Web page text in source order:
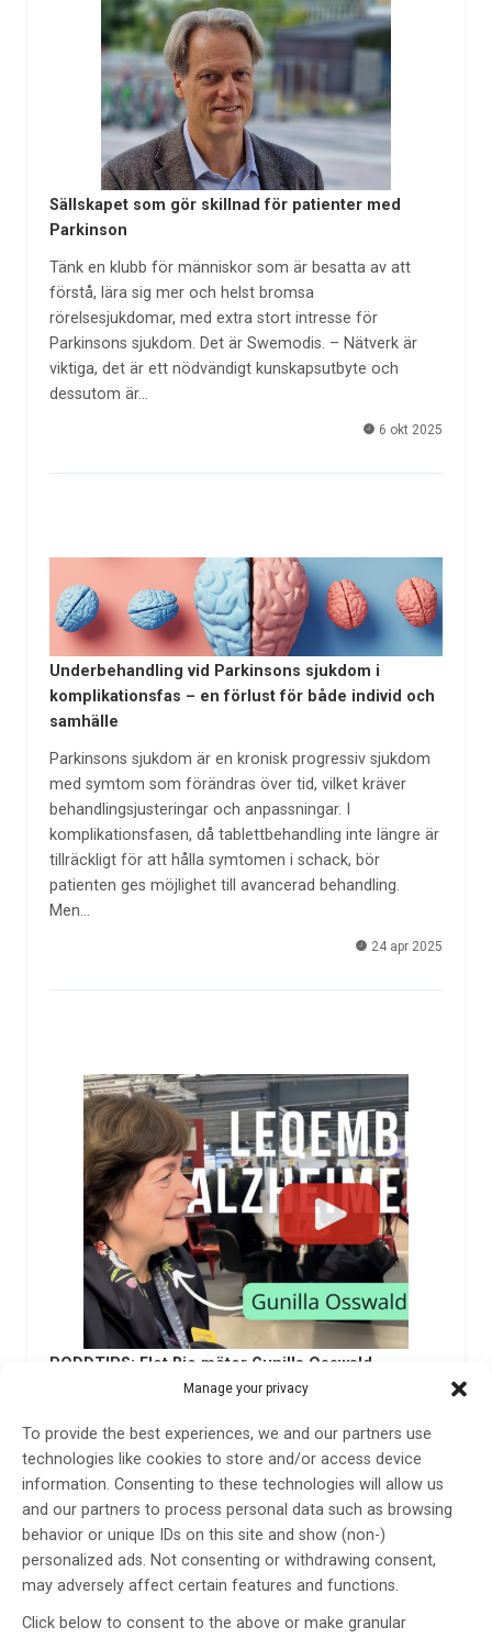
Manage your privacy
To provide the best experiences, we and our partners use
technologies like cookies to store and/or access device
information. Consenting to these technologies will allow us
and our partners to process personal data such as browsing
behavior or unique IDs on this site and show (non-)
personalized ads. Not consenting or withdrawing consent,
may adversely affect certain features and functions.
Click below to consent to the above or make granular
Sällskapet som gör skillnad för patienter med
Parkinson
Tänk en klubb för människor som är besatta av att
förstå, lära sig mer och helst bromsa
rörelsesjukdomar, med extra stort intresse för
Parkinsons sjukdom. Det är Swemodis. – Nätverk är
viktiga, det är ett nödvändigt kunskapsutbyte och
dessutom är…
6 okt 2025
Underbehandling vid Parkinsons sjukdom i
komplikationsfas – en förlust för både individ och
samhälle
Parkinsons sjukdom är en kronisk progressiv sjukdom
med symtom som förändras över tid, vilket kräver
behandlingsjusteringar och anpassningar. I
komplikationsfasen, då tablettbehandling inte längre är
tillräckligt för att hålla symtomen i schack, bör
patienten ges möjlighet till avancerad behandling.
Men…
24 apr 2025
PODDTIPS: Flot.Bio möter Gunilla Osswald
Philip from Flot.Bio was at BIO-Europe in Stockholm in
November, talking with Gunilla Osswalld, the CEO of
BioArctic. Listen to the podcast interview here.
11 dec 2024